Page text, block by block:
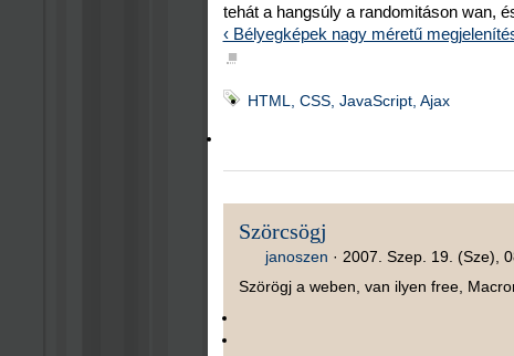
tehát a hangsúly a randomitáson wan,
‹ Bélyegképek nagy méretű
■
HTML, CSS, JavaScript, Ajax
Szörcsögj
janoszen · 2007. Szep. 19. (Sze),
Szörögj a weben, van ilyen free,